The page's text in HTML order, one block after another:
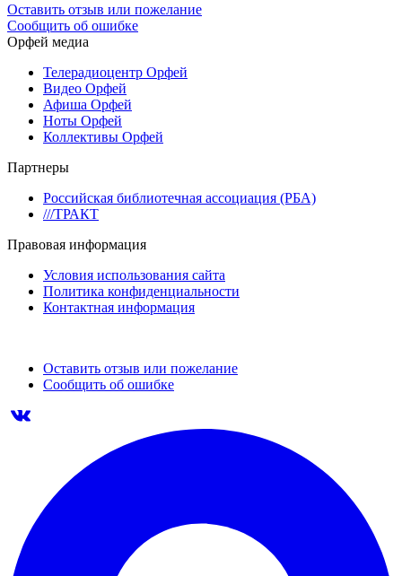
Оставить отзыв или пожелание
Сообщить об ошибке
Орфей медиа
Телерадиоцентр Орфей
Видео Орфей
Афиша Орфей
Ноты Орфей
Коллективы Орфей
Партнеры
Российская библиотечная ассоциация (РБА)
///ТРАКТ
Правовая информация
Условия использования сайта
Политика конфиденциальности
Контактная информация
Оставить отзыв или пожелание
Сообщить об ошибке